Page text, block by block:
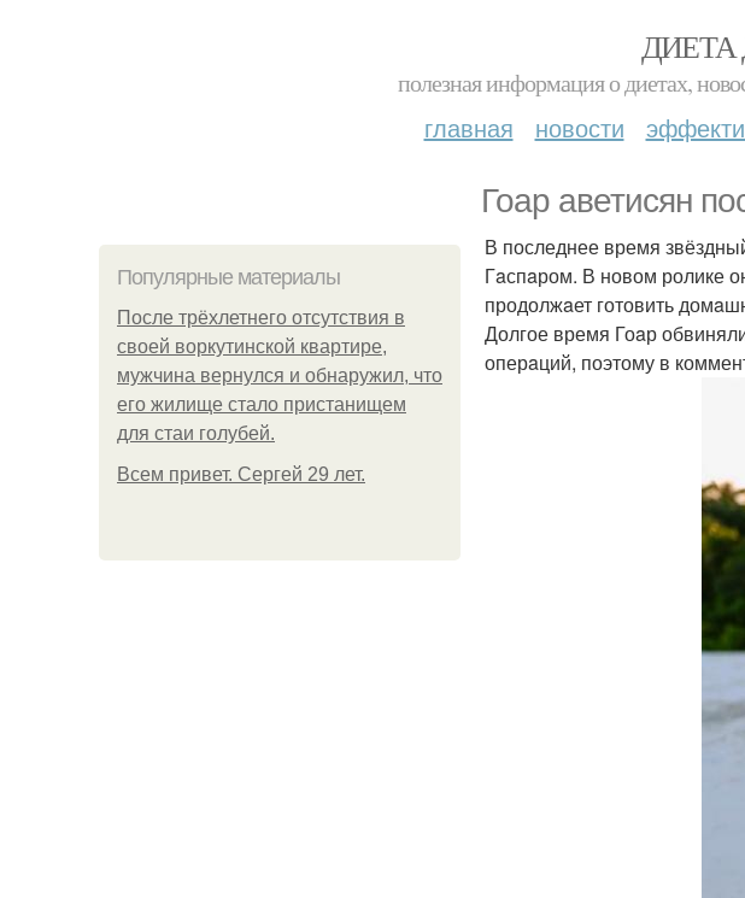
ДИЕТА
полезная информация о диетах,
главная новости
Гоaр аветисян
Популярные материалы
После трёхлетнего отсутствия в
своей воркутинской квартире,
мужчина вернулся и обнаружил, что
его жилище стало пристанищем
для стаи голубей.
Всем привет. Сергей 29 лет.
В последнее время
Гaспaром. В новом ролике
продолжaет готовить
Долгое время Гоaр
оперaций, поэтому в